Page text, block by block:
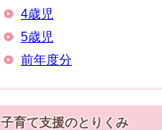
4歳児
5歳児
前年度分
子育て支援のとりくみ